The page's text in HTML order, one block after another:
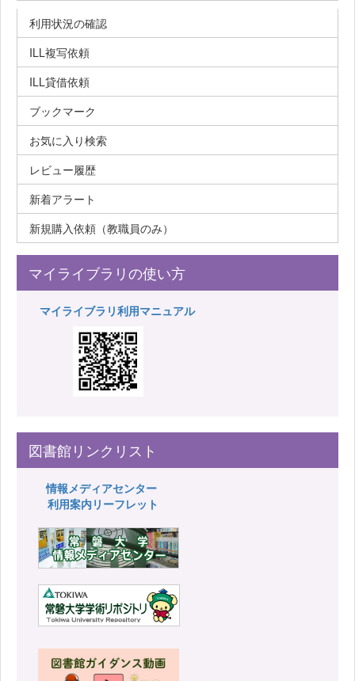
利用状況の確認
ILL複写依頼
ILL貸借依頼
ブックマーク
お気に入り検索
レビュー履歴
新着アラート
新規購入依頼（教職員のみ）
マイライブラリの使い方
マイライブラリ利用マニュアル
図書館リンクリスト
情報メディアセンター
利用案内リーフレット